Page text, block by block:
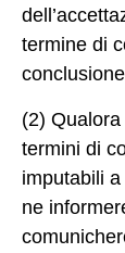
termine di
(2)
termini di
imputabili
ne